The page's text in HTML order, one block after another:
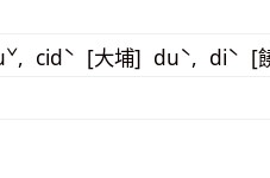
cidˋ [大埔] duˋ, diˋ [